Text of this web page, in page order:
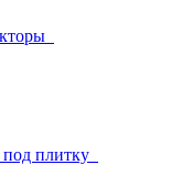
плитку